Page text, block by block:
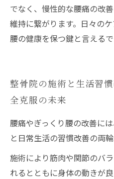
でなく、慢性的な腰痛の改
維持に繋がります。日々の
腰の健康を保つ鍵と言えるで
整骨院の施術と生活習
全克服の未来
腰痛やぎっくり腰の改善に
と日常生活の習慣改善の両輪
施術により筋肉や関節のバ
れるとともに身体の動きが